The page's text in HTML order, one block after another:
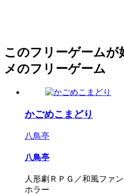
このフリーゲームが
メのフリーゲーム
かごめこまどり
八鳥亭
八鳥亭
人形劇ＲＰＧ／和風ファ
ホラー